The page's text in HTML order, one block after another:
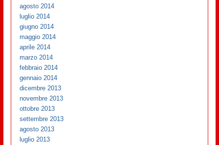
agosto 2014
luglio 2014
giugno 2014
maggio 2014
aprile 2014
marzo 2014
febbraio 2014
gennaio 2014
dicembre 2013
novembre 2013
ottobre 2013
settembre 2013
agosto 2013
luglio 2013